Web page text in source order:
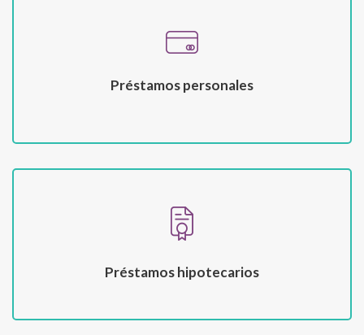
Préstamos personales
Préstamos hipotecarios